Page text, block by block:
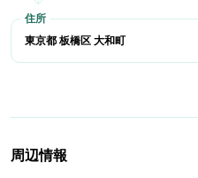
東京都 板橋区 大和町
周辺情報